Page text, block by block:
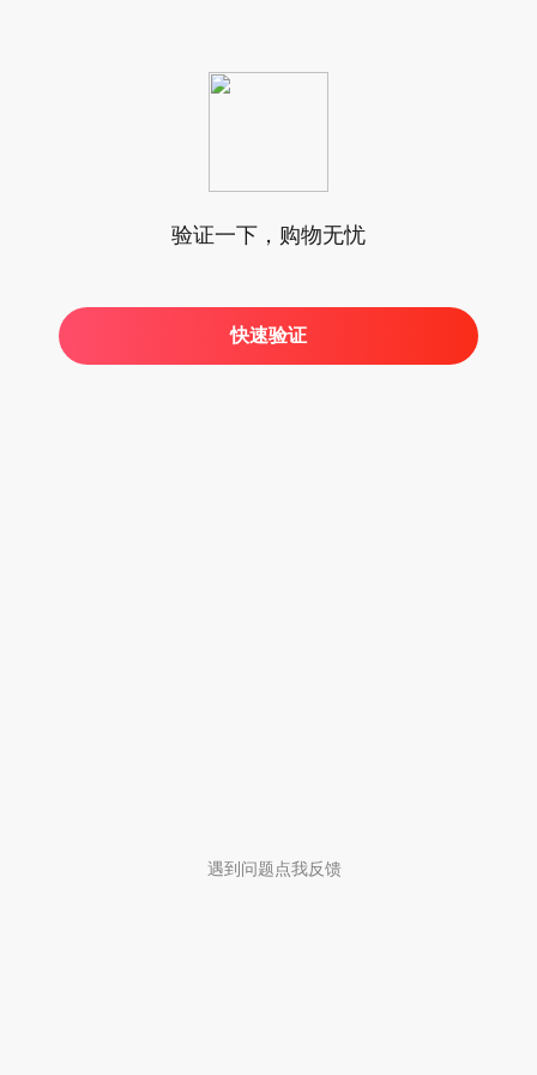
验证一下，购物无忧
快速验证
遇到问题点我反馈